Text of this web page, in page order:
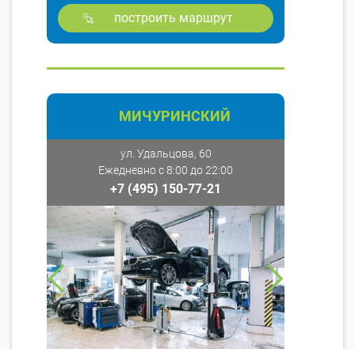
построить маршрут
МИЧУРИНСКИЙ
ул. Удальцова, 60
Ежедневно с 8:00 до 22:00
+7 (495) 150-77-21